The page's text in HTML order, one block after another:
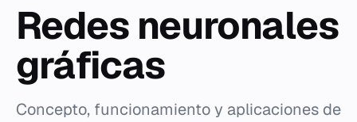
Redes neuronales
gráficas
Concepto, funcionamiento y aplicaciones de